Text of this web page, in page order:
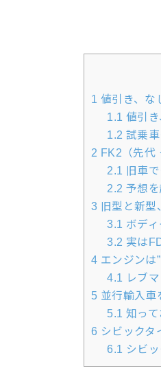
1 値引き、な
1.1 値引
1.2 試乗
2 FK2（先
2.1 旧車
2.2 予想
3 旧型と新型
3.1 ボデ
3.2 実は
4 エンジンは
4.1 レブ
5 並行輸入車
5.1 知っ
6 シビックタ
6.1 シビ